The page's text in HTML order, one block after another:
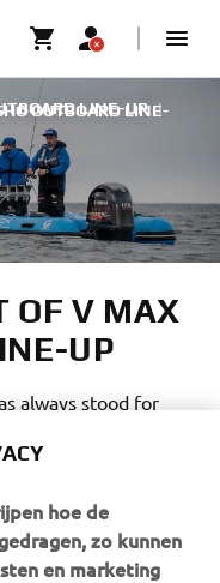
OUTBOARD LINE-
LINE-UP |
OF V MAX
UP
always stood for
that is simply a
hoe de
zo kunnen
en marketing